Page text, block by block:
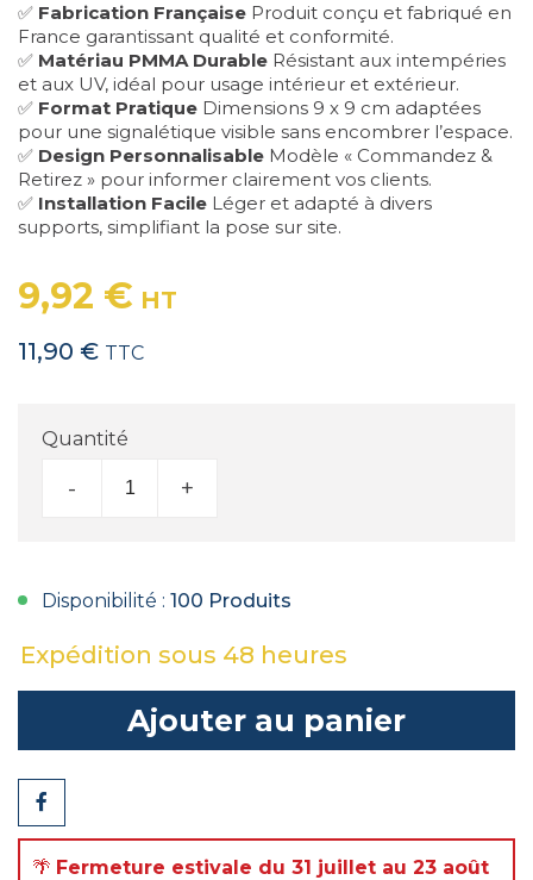
✅ Fabrication Française Produit conçu et fabriqué en
France garantissant qualité et conformité.
✅ Matériau PMMA Durable Résistant aux intempéries
et aux UV, idéal pour usage intérieur et extérieur.
✅ Format Pratique Dimensions 9 x 9 cm adaptées
pour une signalétique visible sans encombrer l’espace.
✅ Design Personnalisable Modèle « Commandez &
Retirez » pour informer clairement vos clients.
✅ Installation Facile Léger et adapté à divers
supports, simplifiant la pose sur site.
9,92 € HT
11,90 € TTC
Quantité
- +
Disponibilité : 100 Produits
Expédition sous 48 heures
Ajouter au panier
Partager
🌴 Fermeture estivale du 31 juillet au 23 août